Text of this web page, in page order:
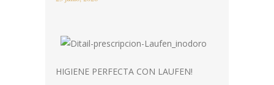
HIGIENE PERFECTA CON LAUFEN!